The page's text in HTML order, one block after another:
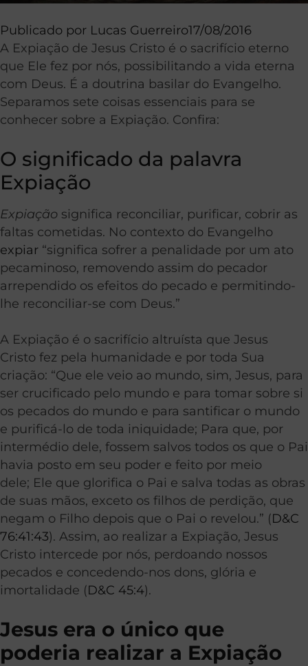
Publicado por Lucas Guerreiro17/08/2016
A Expiação de Jesus Cristo é o sacrifício eterno
que Ele fez por nós, possibilitando a vida eterna
com Deus. É a doutrina basilar do Evangelho.
Separamos sete coisas essenciais para se
conhecer sobre a Expiação. Confira:
O significado da palavra
Expiação
Expiação significa reconciliar, purificar, cobrir as
faltas cometidas. No contexto do Evangelho
expiar “significa sofrer a penalidade por um ato
pecaminoso, removendo assim do pecador
arrependido os efeitos do pecado e permitindo-
lhe reconciliar-se com Deus.”
A Expiação é o sacrifício altruísta que Jesus
Cristo fez pela humanidade e por toda Sua
criação: “Que ele veio ao mundo, sim, Jesus, para
ser crucificado pelo mundo e para tomar sobre si
os pecados do mundo e para santificar o mundo
e purificá-lo de toda iniquidade; Para que, por
intermédio dele, fossem salvos todos os que o Pai
havia posto em seu poder e feito por meio
dele; Ele que glorifica o Pai e salva todas as obras
de suas mãos, exceto os filhos de perdição, que
negam o Filho depois que o Pai o revelou.” (D&C
76:41:43). Assim, ao realizar a Expiação, Jesus
Cristo intercede por nós, perdoando nossos
pecados e concedendo-nos dons, glória e
imortalidade (D&C 45:4).
Jesus era o único que
poderia realizar a Expiação